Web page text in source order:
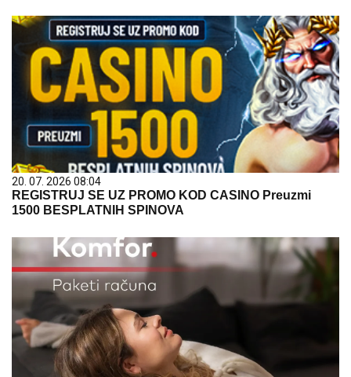
20. 07. 2026 08:04
REGISTRUJ SE UZ PROMO KOD CASINO Preuzmi
1500 BESPLATNIH SPINOVA